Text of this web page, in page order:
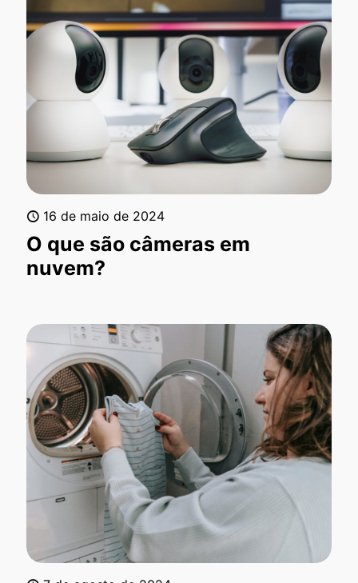
16 de maio de 2024
O que são câmeras em
nuvem?